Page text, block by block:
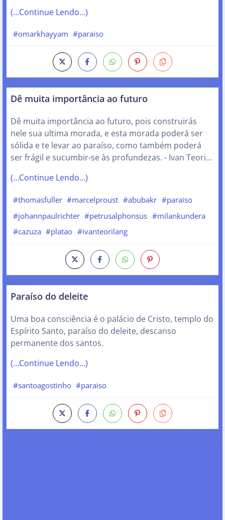
(…Continue Lendo…)
#omarkhayyam #paraiso
Dê muita importância ao futuro
Dê muita importância ao futuro, pois construirás
nele sua ultima morada, e esta morada poderá ser
sólida e te levar ao paraíso, como também poderá
ser frágil e sucumbir-se às profundezas. - Ivan Teori…
(…Continue Lendo…)
#thomasfuller #marcelproust #abubakr #paraiso
#johannpaulrichter #petrusalphonsus #milankundera
#cazuza #platao #ivanteorilang
Paraíso do deleite
Uma boa consciência é o palácio de Cristo, templo do
Espírito Santo, paraíso do deleite, descanso
permanente dos santos.
(…Continue Lendo…)
#santoagostinho #paraiso